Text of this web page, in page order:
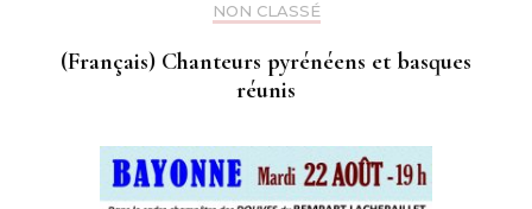
NON CLASSÉ
(Français) Chanteurs pyrénéens et basques
réunis